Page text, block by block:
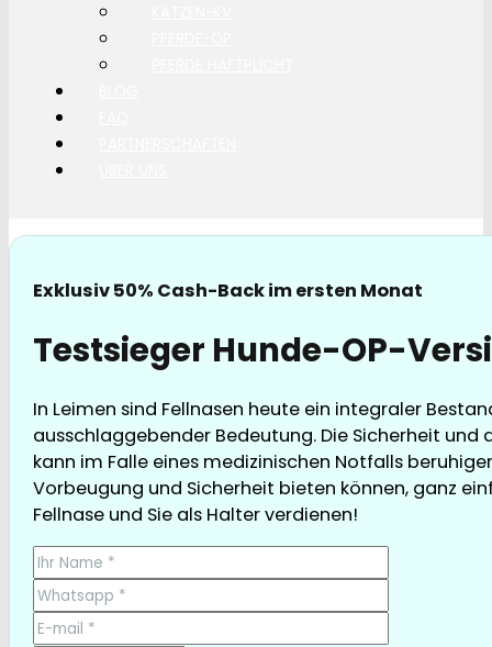
Exklusiv 50% Cash-Back im ersten Monat
Testsieger Hunde-OP-
In Leimen sind Fellnasen heute ein integraler
ausschlaggebender Bedeutung. Die Sicherheit und
kann im Falle eines medizinischen Notfalls
Vorbeugung und Sicherheit bieten können, ganz
Fellnase und Sie als Halter verdienen!